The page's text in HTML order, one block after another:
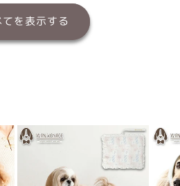
てを表示する